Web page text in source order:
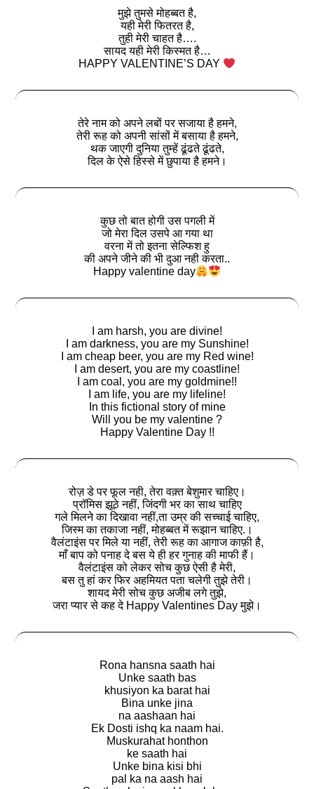
मुझे तुमसे मोहब्बत है,
यही मेरी फितरत है,
तुही मेरी चाहत है….
सायद यही मेरी किस्मत है…
HAPPY VALENTINE’S DAY
तेरे नाम को अपने लबों पर सजाया है हमने,
तेरी रूह को अपनी सांसों में बसाया है हमने,
थक जाएगी दुनिया तुम्हें ढूंढते ढूंढते,
दिल के ऐसे हिस्से में छुपाया है हमने।
कुछ तो बात होगी उस पगली में
जो मेरा दिल उसपे आ गया था
वरना में तो इतना सेल्फिश हु
की अपने जीने की भी दुआ नही करता..
Happy valentine day
I am harsh, you are divine!
I am darkness, you are my Sunshine!
I am cheap beer, you are my Red wine!
I am desert, you are my coastline!
I am coal, you are my goldmine!!
I am life, you are my lifeline!
In this fictional story of mine
Will you be my valentine ?
Happy Valentine Day !!
रोज़ डे पर फूल नही, तेरा वक़्त बेशुमार चाहिए।
प्रॉमिस झूठे नहीं, जिंदगी भर का साथ चाहिए
गले मिलने का दिखावा नहीं,ता उम्र की सच्चाई चाहिए,
जिस्म का तकाजा नहीं, मोहब्बत में रूझान चाहिए.।
वैलंटाइंस पर मिले या नहीं, तेरी रूह का आगाज काफ़ी है,
माँ बाप को पनाह दे बस ये ही हर गुनाह की माफी हैं।
वैलंटाइंस को लेकर सोच कुछ ऐसी है मेरी,
बस तु हां कर फिर अहमियत पता चलेगी तुझे तेरी।
शायद मेरी सोच कुछ अजीब लगे तुझे,
जरा प्यार से कह दे Happy Valentines Day मुझे।
Rona hansna saath hai
Unke saath bas
khusiyon ka barat hai
Bina unke jina
na aashaan hai
Ek Dosti ishq ka naam hai.
Muskurahat honthon
ke saath hai
Unke bina kisi bhi
pal ka na aash hai